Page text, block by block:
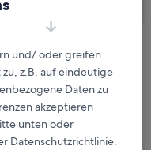
bei
und/ oder greifen
z.B. auf eindeutige
Daten zu
akzeptieren
unten oder
Datenschutzrichtlinie.